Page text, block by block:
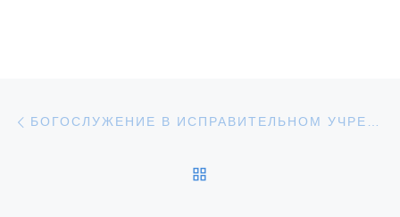
Навигация по записям